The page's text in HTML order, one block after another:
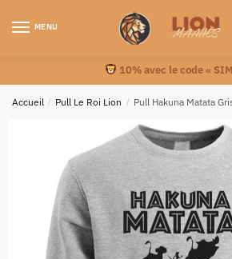
MENU
10% avec le code «
Accueil / Pull Le Roi Lion / Pull Hakuna Matata